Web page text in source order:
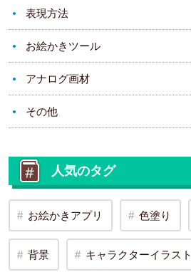
表現方法
お絵かきツール
アナログ画材
その他
人気のタグ
お絵かきアプリ 色塗り
背景 キャラクターイラスト